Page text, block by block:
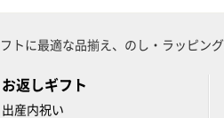
トに最適な品揃え、のし・ラッピン
お返しギフト
出産内祝い